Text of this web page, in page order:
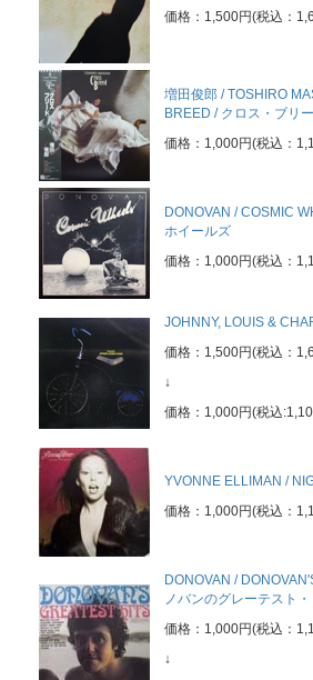
価格：1,500円(税込：
増田俊郎 / TOSHIRO
BREED / クロス・ブリ
価格：1,000円(税込：
DONOVAN / COSMIC
ホイールズ
価格：1,000円(税込：
JOHNNY, LOUIS &
価格：1,500円(税込：
↓
価格：1,000円(税込
YVONNE ELLIMAN /
価格：1,000円(税込：
DONOVAN /
ノバンのグレーテスト・
価格：1,000円(税込：
↓